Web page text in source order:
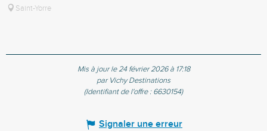
Saint-Yorre
Mis à jour le 24 février 2026 à 17:18
par Vichy Destinations
(Identifiant de l'offre : 6630154)
Signaler une erreur